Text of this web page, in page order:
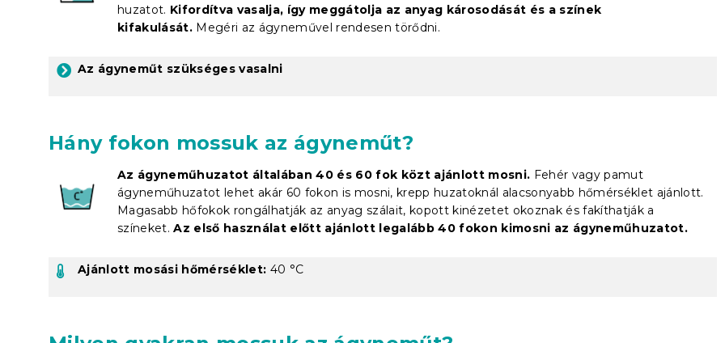
huzatot. Kifordítva vasalja, így meggátolja az anyag károsodását és a színek
kifakulását. Megéri az ágyneművel rendesen törődni.
Az ágyneműt szükséges vasalni
Hány fokon mossuk az ágyneműt?
Az ágyneműhuzatot általában 40 és 60 fok közt ajánlott mosni. Fehér vagy pamut
ágyneműhuzatot lehet akár 60 fokon is mosni, krepp huzatoknál alacsonyabb hőmérséklet ajánlott.
Magasabb hőfokok rongálhatják az anyag szálait, kopott kinézetet okoznak és fakíthatják a
színeket. Az első használat előtt ajánlott legalább 40 fokon kimosni az ágyneműhuzatot.
Ajánlott mosási hőmérséklet: 40 °C